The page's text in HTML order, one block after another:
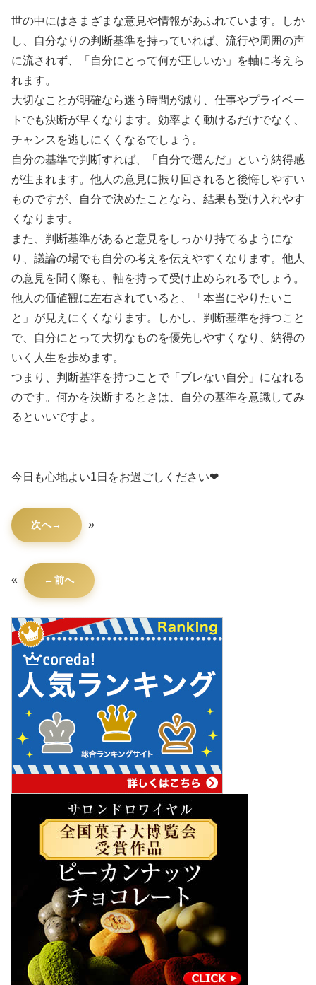
世の中にはさまざまな意見や情報があふれています。しか
し、自分なりの判断基準を持っていれば、流行や周囲の声
に流されず、「自分にとって何が正しいか」を軸に考えら
れます。
大切なことが明確なら迷う時間が減り、仕事やプライベー
トでも決断が早くなります。効率よく動けるだけでなく、
チャンスを逃しにくくなるでしょう。
自分の基準で判断すれば、「自分で選んだ」という納得感
が生まれます。他人の意見に振り回されると後悔しやすい
ものですが、自分で決めたことなら、結果も受け入れやす
くなります。
また、判断基準があると意見をしっかり持てるようにな
り、議論の場でも自分の考えを伝えやすくなります。他人
の意見を聞く際も、軸を持って受け止められるでしょう。
他人の価値観に左右されていると、「本当にやりたいこ
と」が見えにくくなります。しかし、判断基準を持つこと
で、自分にとって大切なものを優先しやすくなり、納得の
いく人生を歩めます。
つまり、判断基準を持つことで「ブレない自分」になれる
のです。何かを決断するときは、自分の基準を意識してみ
るといいですよ。
今日も心地よい1日をお過ごしください❤
次へ »
« 前へ